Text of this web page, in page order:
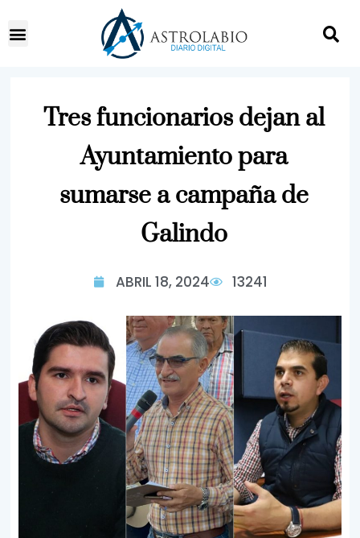
Tres funcionarios dejan al
Ayuntamiento para
sumarse a campaña de
Galindo
ABRIL 18, 2024 13241